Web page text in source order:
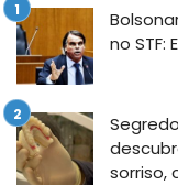
no STF:
sorriso,